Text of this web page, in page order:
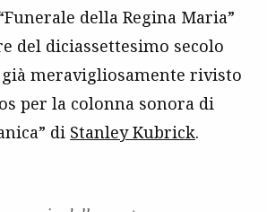
della Regina Maria”
del diciassettesimo secolo
meravigliosamente rivisto
per la colonna sonora di
di Stanley Kubrick.